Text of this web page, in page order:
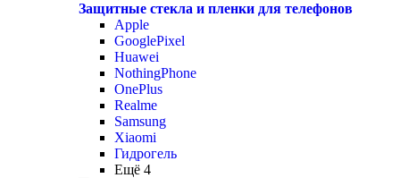
Защитные стекла и пленки для телефонов
Apple
GooglePixel
Huawei
NothingPhone
OnePlus
Realme
Samsung
Xiaomi
Гидрогель
Ещё 4